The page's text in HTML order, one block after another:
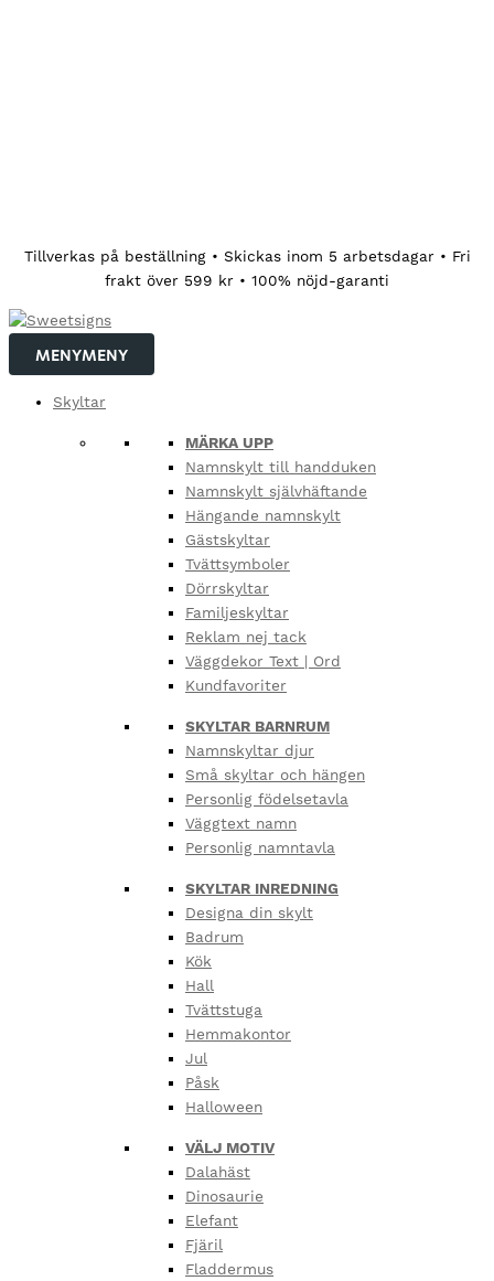
Tillverkas på beställning • Skickas inom 5 arbetsdagar • Fri
frakt över 599 kr • 100% nöjd-garanti
MENYMENY
Skyltar
MÄRKA UPP
Namnskylt till handduken
Namnskylt självhäftande
Hängande namnskylt
Gästskyltar
Tvättsymboler
Dörrskyltar
Familjeskyltar
Reklam nej tack
Väggdekor Text | Ord
Kundfavoriter
SKYLTAR BARNRUM
Namnskyltar djur
Små skyltar och hängen
Personlig födelsetavla
Väggtext namn
Personlig namntavla
SKYLTAR INREDNING
Designa din skylt
Badrum
Kök
Hall
Tvättstuga
Hemmakontor
Jul
Påsk
Halloween
VÄLJ MOTIV
Dalahäst
Dinosaurie
Elefant
Fjäril
Fladdermus